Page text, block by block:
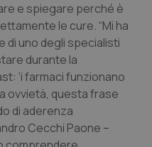
e spiegare perché è
le cure. “Mi ha
di uno degli specialisti
durante la
‘i farmaci funzionano
ovvietà, questa frase
di aderenza
Cecchi Paone –